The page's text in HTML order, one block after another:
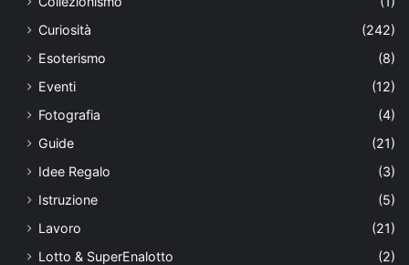
Curiosità
(242)
Esoterismo
(8)
Eventi
(12)
Fotografia
(4)
Guide
(21)
Idee Regalo
(3)
Istruzione
(5)
Lavoro
(21)
Lotto & SuperEnalotto
(2)